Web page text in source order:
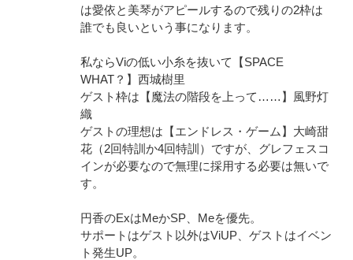
は愛依と美琴がアピールするので残りの2枠は
誰でも良いという事になります。
私ならViの低い小糸を抜いて【SPACE
WHAT？】西城樹里
ゲスト枠は【魔法の階段を上って……】風野灯
織
ゲストの理想は【エンドレス・ゲーム】大崎甜
花（2回特訓か4回特訓）ですが、グレフェスコ
インが必要なので無理に採用する必要は無いで
す。
円香のExはMeかSP、Meを優先。
サポートはゲスト以外はViUP、ゲストはイベン
ト発生UP。